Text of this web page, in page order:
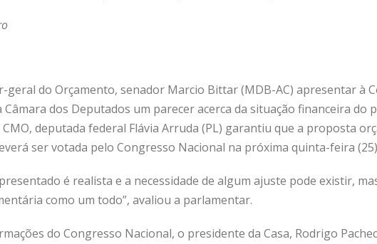
geral do Orçamento, senador Marcio Bittar (MDB-AC) apresentar à
Câmara dos Deputados um parecer acerca da situação financeira do
deputada federal Flávia Arruda (PL) garantiu que a proposta
ser votada pelo Congresso Nacional na próxima quinta-feira
é realista e a necessidade de algum ajuste pode existir,
como um todo”, avaliou a parlamentar.
do Congresso Nacional, o presidente da Casa, Rodrigo